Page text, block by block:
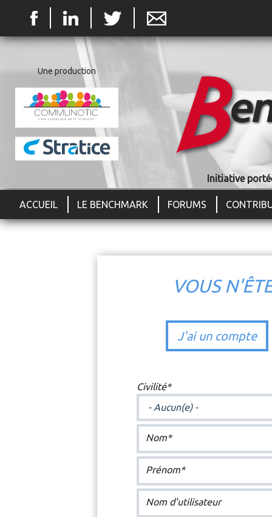
Initiative
Une production
ACCUEIL LE BENCHMARK FORUMS
VOUS
J'ai un compte
Civilité*
Nom*
Prénom*
Nom d'utilisateur